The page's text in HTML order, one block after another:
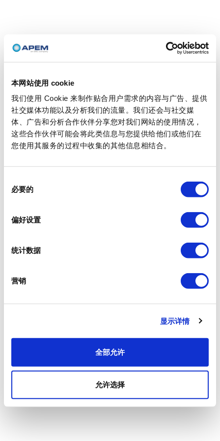
本网站使用 cookie
我们使用 Cookie 来制作贴合用户需求的内容与广告、提供
社交媒体功能以及分析我们的流量。我们还会与社交媒
体、广告和分析合作伙伴分享您对我们网站的使用情况，
这些合作伙伴可能会将此类信息与您提供给他们或他们在
您使用其服务的过程中收集的其他信息相结合。
必要的
偏好设置
统计数据
营销
显示详情
全部允许
允许选择